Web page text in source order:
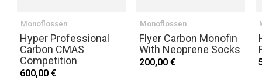
Monoflossen
Hyper Professional
Carbon CMAS
Competition
600,00 €
Monoflossen
Flyer Carbon Monofin
With Neoprene Socks
200,00 €